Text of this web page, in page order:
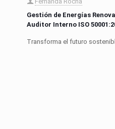
Gestión de Energías
Auditor Interno ISO
Transforma el futuro